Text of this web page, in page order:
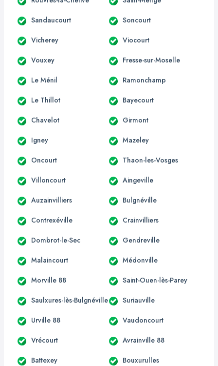
Sandaucourt Soncourt
Vicherey Viocourt
Vouxey Fresse-sur-Moselle
Le Ménil Ramonchamp
Le Thillot Bayecourt
Chavelot Girmont
Igney Mazeley
Oncourt Thaon-les-Vosges
Villoncourt Aingeville
Auzainvilliers Bulgnéville
Contrexéville Crainvilliers
Dombrot-le-Sec Gendreville
Malaincourt Médonville
Morville 88 Saint-Ouen-lès-Parey
Saulxures-lès-Bulgnéville Suriauville
Urville 88 Vaudoncourt
Vrécourt Avrainville 88
Battexey Bouxurulles